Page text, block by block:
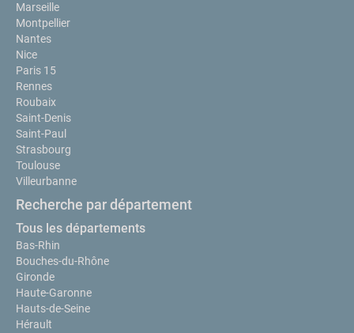
Marseille
Montpellier
Nantes
Nice
Paris 15
Rennes
Roubaix
Saint-Denis
Saint-Paul
Strasbourg
Toulouse
Villeurbanne
Recherche par département
Tous les départements
Bas-Rhin
Bouches-du-Rhône
Gironde
Haute-Garonne
Hauts-de-Seine
Hérault